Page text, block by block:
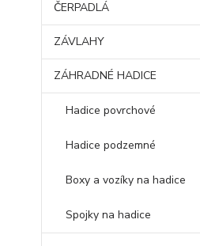
ČERPADLÁ
ZÁVLAHY
ZÁHRADNÉ HADICE
Hadice povrchové
Hadice podzemné
Boxy a vozíky na hadice
Spojky na hadice